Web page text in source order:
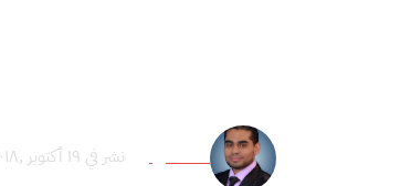
محمد ريان نشر في ١٩ أكتوبر ,٢٠١٨